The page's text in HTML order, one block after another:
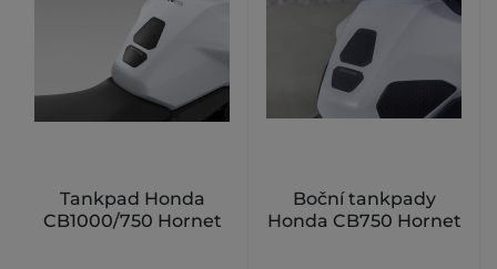
Tankpad Honda
CB1000/750 Hornet
Boční tankpady
Honda CB750 Hornet